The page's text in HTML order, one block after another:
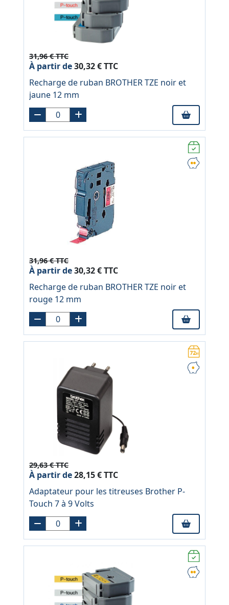
31,96 € TTC
À partir de30,32 € TTC
Recharge de ruban BROTHER TZE noir et
jaune 12 mm
31,96 € TTC
À partir de30,32 € TTC
Recharge de ruban BROTHER TZE noir et
rouge 12 mm
29,63 € TTC
À partir de28,15 € TTC
Adaptateur pour les titreuses Brother P-
Touch 7 à 9 Volts